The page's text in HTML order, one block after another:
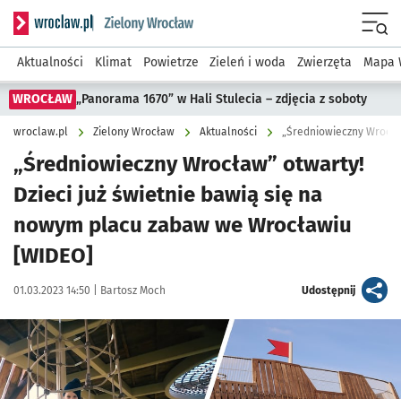
Serwis informacyjny wroclaw.pl podserwis: Środowisko we
Aktualności Klimat Powietrze Zieleń i woda Zwierzęta Mapa
WROCŁAW „Panorama 1670” w Hali Stulecia – zdjęcia z soboty
wroclaw.pl Zielony Wrocław Aktualności
„Średniowieczny Wrocław” otwarty!
Dzieci już świetnie bawią się na
nowym placu zabaw we Wrocławiu
[WIDEO]
Data publikacji:
01.03.2023 14:50 | Autor:
Bartosz Moch Udostępnijartykuł
Kliknij, aby zobaczyć galerię
Kliknij, aby powiększyć